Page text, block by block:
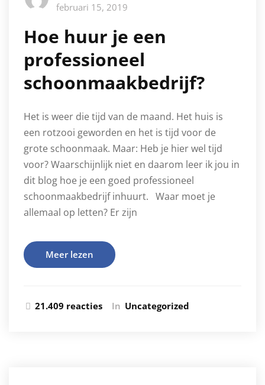
februari 15, 2019
Hoe huur je een
professioneel
schoonmaakbedrijf?
Het is weer die tijd van de maand. Het huis is
een rotzooi geworden en het is tijd voor de
grote schoonmaak. Maar: Heb je hier wel tijd
voor? Waarschijnlijk niet en daarom leer ik jou in
dit blog hoe je een goed professioneel
schoonmaakbedrijf inhuurt. Waar moet je
allemaal op letten? Er zijn
Meer lezen
21.409 reacties In Uncategorized